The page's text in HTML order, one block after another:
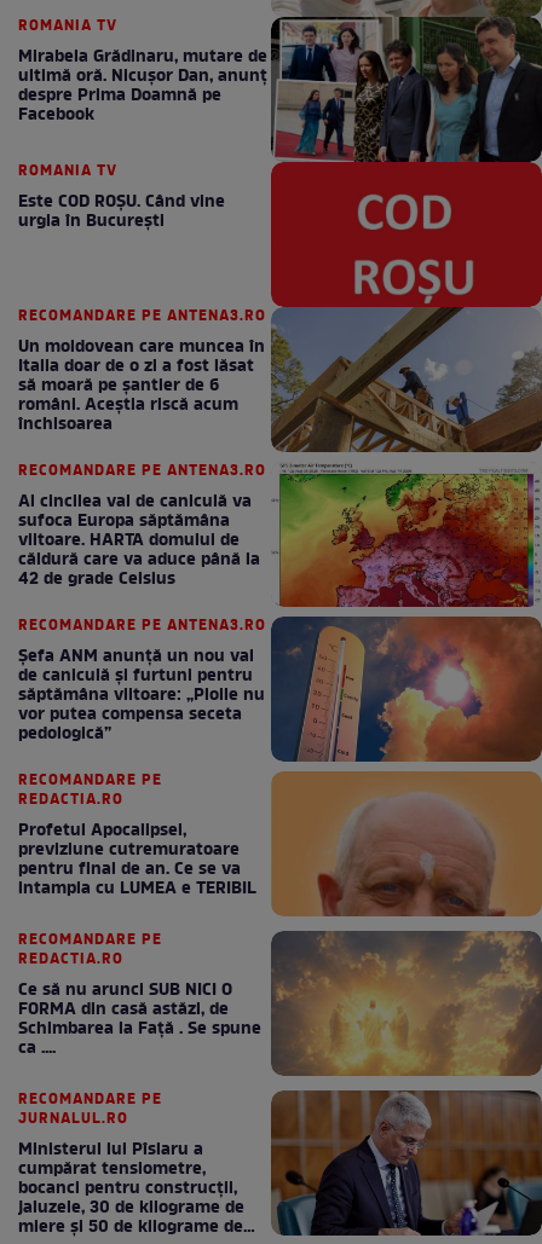
ROMANIA TV
Mirabela Grădinaru, mutare de
ultimă oră. Nicuşor Dan, anunţ
despre Prima Doamnă pe
Facebook
ROMANIA TV
Este COD ROŞU. Când vine
urgia în Bucureşti
RECOMANDARE PE ANTENA3.RO
Un moldovean care muncea în
Italia doar de o zi a fost lăsat
să moară pe şantier de 6
români. Aceștia riscă acum
închisoarea
RECOMANDARE PE ANTENA3.RO
Al cincilea val de caniculă va
sufoca Europa săptămâna
viitoare. HARTA domului de
căldură care va aduce până la
42 de grade Celsius
RECOMANDARE PE ANTENA3.RO
Șefa ANM anunță un nou val
de caniculă și furtuni pentru
săptămâna viitoare: „Ploile nu
vor putea compensa seceta
pedologică”
RECOMANDARE PE
REDACTIA.RO
Profetul Apocalipsei,
previziune cutremuratoare
pentru final de an. Ce se va
intampla cu LUMEA e TERIBIL
RECOMANDARE PE
REDACTIA.RO
Ce să nu arunci SUB NICI O
FORMA din casă astăzi, de
Schimbarea la Față . Se spune
ca ....
RECOMANDARE PE
JURNALUL.RO
Ministerul lui Pîslaru a
cumpărat tensiometre,
bocanci pentru construcții,
jaluzele, 30 de kilograme de
miere și 50 de kilograme de